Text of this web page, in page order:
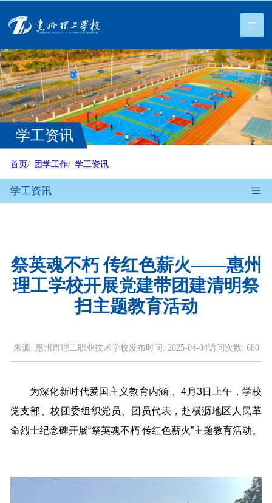
学工资讯
首页 团学工作 学工资讯
学工资讯
祭英魂不朽 传红色薪火——惠州
理工学校开展党建带团建清明祭
扫主题教育活动
来源: 惠州市理工职业技术学校发布时间: 2025-04-04访问次数: 680
为深化新时代爱国主义教育内涵， 4月3日上午，学校
党支部、校团委组织党员、团员代表，赴横沥地区人民革
命烈士纪念碑开展“祭英魂不朽 传红色薪火”主题教育活动。